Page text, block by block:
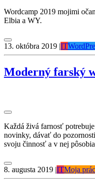
Wordcamp 2019 mojimi
Elbia a WY.
13. októbra 2019 |IT
Moderný farský
Každá živá farnosť
novinky, dávať do
svoju činnosť a v nej
8. augusta 2019 |ITMoja